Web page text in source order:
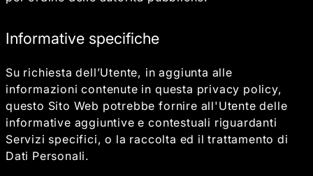
Informative specifiche
Su richiesta dell’Utente, in aggiunta alle
informazioni contenute in questa privacy policy,
questo Sito Web potrebbe fornire all'Utente delle
informative aggiuntive e contestuali riguardanti
Servizi specifici, o la raccolta ed il trattamento di
Dati Personali.